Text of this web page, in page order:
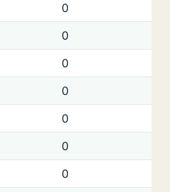
0
0
0
0
0
0
0